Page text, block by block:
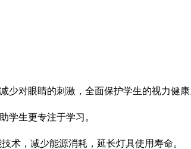
对眼睛的刺激，全面保护学生的视力健康
学生更专注于学习。
术，减少能源消耗，延长灯具使用寿命。